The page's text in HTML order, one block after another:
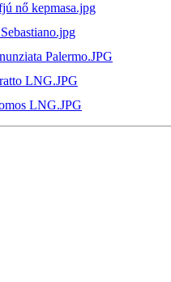
nő kepmasa.jpg
Palermo.JPG
LNG.JPG
LNG.JPG